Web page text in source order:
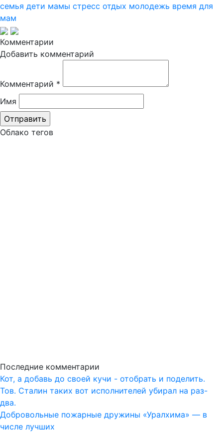
семья дети мамы стресс отдых молодежь время для
мам
Комментарии
Добавить комментарий
Комментарий *
Имя
Облако тегов
Последние комментарии
Кот, а добавь до своей кучи - отобрать и поделить.
Тов. Сталин таких вот исполнителей убирал на раз-
два.
Добровольные пожарные дружины «Уралхима» — в
числе лучших